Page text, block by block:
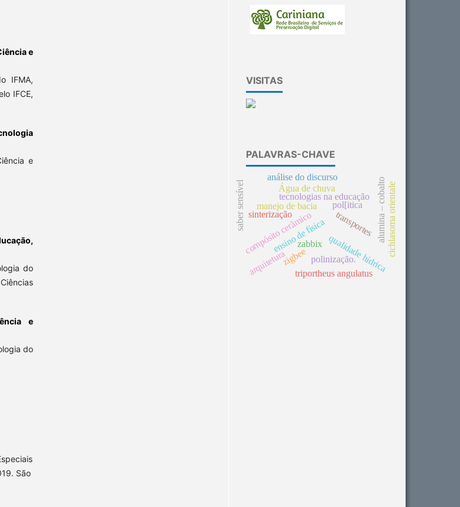
e
IFMA,
IFCE,
e
do
e
do
São
VISITAS
PALAVRAS-CHAVE
ensino de físicaqualidade hídrica
manejo de bacia
tecnologias na educação
compósito cerâmico alumina – cobalto
sinterização
zigbee
zabbix
pol[itica
Água de chuva cichlasoma orientale
triportheus angulatus
saber sensível
análise do discurso
transportes
polinização.
arquitetura